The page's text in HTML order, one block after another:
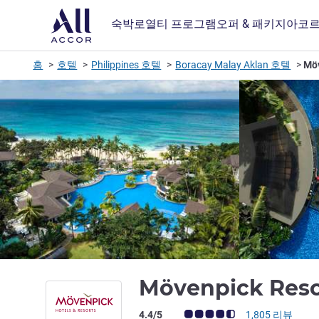
숙박로열티 프로그램 오퍼 & 패키지아코
홈 호텔 Philippines 호텔 Boracay Malay Aklan 호텔
Mövenpick
고객 평점 (ALL 평가)
4.4/5 1,805 리뷰